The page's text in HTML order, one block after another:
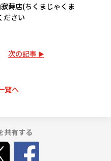
蒔店(ちくまじゃくま
ださい
次の記事
覧へ
共有する